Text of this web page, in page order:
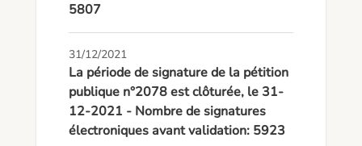
5807
31/12/2021
La période de signature de la pétition
publique n°2078 est clôturée, le 31-
12-2021 - Nombre de signatures
électroniques avant validation: 5923